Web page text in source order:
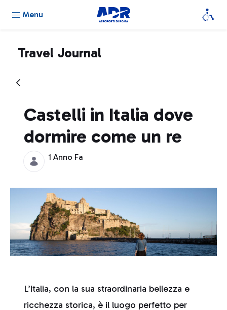
Menu
Travel Journal
Castelli in Italia dove
dormire come un re
1 Anno Fa
L’Italia, con la sua straordinaria bellezza e
ricchezza storica, è il luogo perfetto per